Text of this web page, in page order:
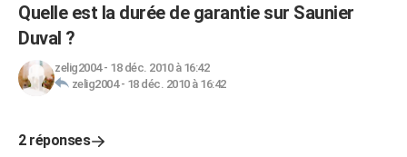
Quelle est la durée de garantie sur Saunier
Duval ?
zelig2004- 18 déc. 2010 à 16:42
zelig2004- 18 déc. 2010 à 16:42
2 réponses